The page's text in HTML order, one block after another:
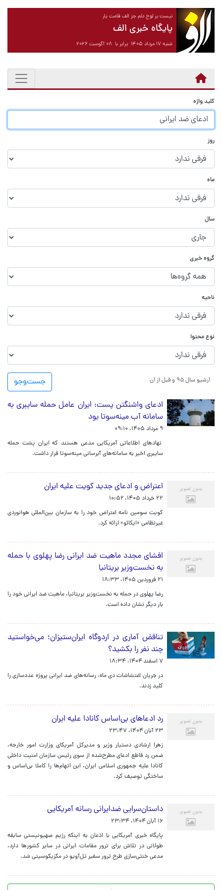
نیست بر لوح دلم جز الف قامت یار
پایگاه خبری الف
شنبه ۱۷ مرداد ۱۴۰۵ برابر با ۰۸ آگوست ۲۰۲۶
کلید واژه
روز
ماه
سال
گروه خبری
ناحیه
نوع محتوا
جست‌و‌جو آرشیو سال ۹۵ و قبل از آن
ادعای واشنگتن پست: ایران عامل حمله سایبری به
سامانه آب مینه‌سوتا بود
۹ مرداد ۱۴۰۵، ۰۹:۱۰
نهادهای اطلاعاتی آمریکایی مدعی هستند که ایران پشت حمله
سایبری اخیر به سامانه‌های آبرسانی مینه‌سوتا قرار داشت.
اعتراض و ادعای جدید کویت علیه ایران
۲۲ خرداد ۱۴۰۵، ۱۰:۵۲
کویت سومین نامه اعتراض خود را به سازمان بین‌المللی هوانوردی
غیرنظامی «ایکائو» ارائه کرد.
افشای مجدد ماهیت ضد ایرانی رضا پهلوی با حمله
به نخست‌وزیر بریتانیا
۲۱ فروردین ۱۴۰۵، ۱۸:۳۳
رضا پهلوی در حمله به نخست‌وزیر بریتانیا، ماهیت ضد ایرانی خود را
بار دیگر نشان داده است.
تناقض آماری در اردوگاه ایران‌ستیزان؛ می‌خواستید
چند نفر را بکشید؟
۷ اسفند ۱۴۰۴، ۱۸:۳۴
در جریان اغتشاشات دی ماه، رسانه‌های ضد ایرانی پروژه عددسازی را
کلید زدند.
رد ادعاهای بی‌اساس کانادا علیه ایران
۲۳ آبان ۱۴۰۴، ۲۳:۴۷
زهرا ارشادی دستیار وزیر و مدیرکل آمریکای وزارت امور خارجه،
ضمن رد قاطع ادعای مطرح‌شده از سوی رئیس سازمان امنیت داخلی
کانادا علیه جمهوری اسلامی ایران، این اتهام‌ها را کاملا بی‌اساس و
ساختگی توصیف کرد.
داستان‌سرایی ضدایرانی رسانه آمریکایی
۱۶ آبان ۱۴۰۴، ۲۳:۳۴
پایگاه خبری آمریکایی با اذعان به اینکه رژیم صهیونیستی سابقه
طولانی در تلاش برای ترور مقامات ایرانی در سایر کشورها دارد،
مدعی خنثی‌سازی طرح ترور سفیر تل‌آویو در مکزیکوسیتی شد.